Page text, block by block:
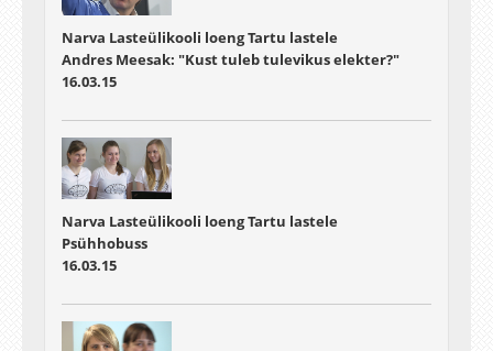
Narva Lasteülikooli loeng Tartu lastele
Andres Meesak: "Kust tuleb tulevikus elekter?"
16.03.15
Narva Lasteülikooli loeng Tartu lastele
Psühhobuss
16.03.15